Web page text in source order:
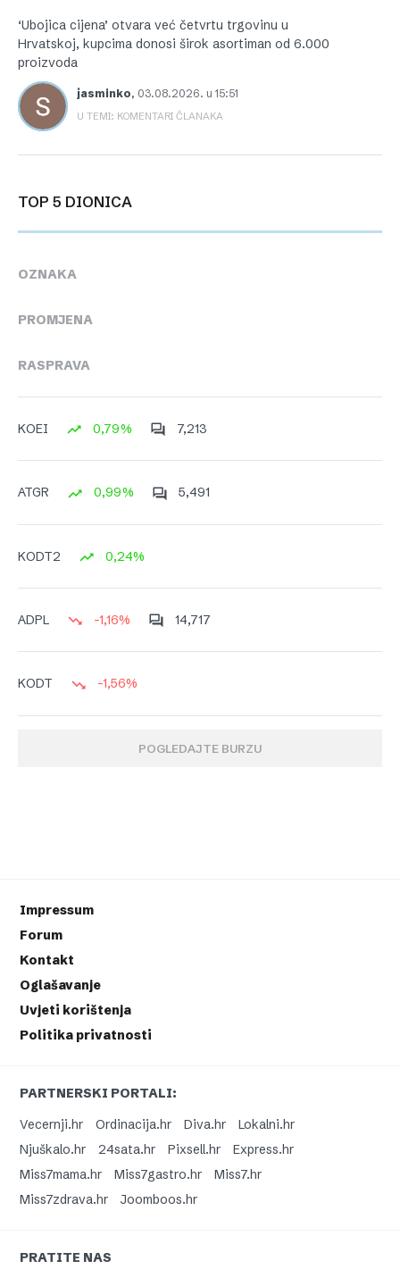
‘Ubojica cijena’ otvara već četvrtu trgovinu u
Hrvatskoj, kupcima donosi širok asortiman od 6.000
proizvoda
jasminko, 03.08.2026. u 15:51
U TEMI: KOMENTARI ČLANAKA
TOP 5 DIONICA
OZNAKA
PROMJENA
RASPRAVA
KOEI 0,79% 7,213
ATGR 0,99% 5,491
KODT2 0,24%
ADPL -1,16% 14,717
KODT -1,56%
POGLEDAJTE BURZU
Impressum
Forum
Kontakt
Oglašavanje
Uvjeti korištenja
Politika privatnosti
PARTNERSKI PORTALI:
Vecernji.hr
Ordinacija.hr Diva.hr
Lokalni.hr
Njuškalo.hr
24sata.hr Pixsell.hr
Express.hr
Miss7mama.hr
Miss7gastro.hr
Miss7.hr
Miss7zdrava.hr
Joomboos.hr
PRATITE NAS